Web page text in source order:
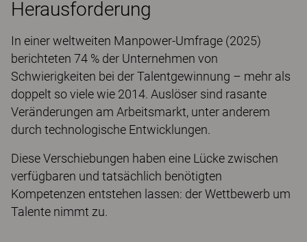
Herausforderung
In einer weltweiten Manpower-Umfrage (2025)
berichteten 74 % der Unternehmen von
Schwierigkeiten bei der Talentgewinnung – mehr als
doppelt so viele wie 2014. Auslöser sind rasante
Veränderungen am Arbeitsmarkt, unter anderem
durch technologische Entwicklungen.
Diese Verschiebungen haben eine Lücke zwischen
verfügbaren und tatsächlich benötigten
Kompetenzen entstehen lassen: der Wettbewerb um
Talente nimmt zu.